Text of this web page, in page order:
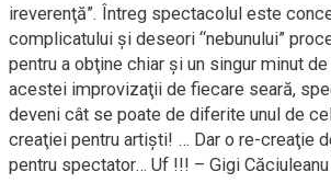
ireverenţă”. Întreg spectacolul este
complicatului şi deseori “nebunului”
pentru a obţine chiar şi un singur minut
acestei improvizaţii de fiecare seară,
deveni cât se poate de diferite unul de
creaţiei pentru artişti! … Dar o re-creaţie
pentru spectator… Uf !!! – Gigi Căciuleanu